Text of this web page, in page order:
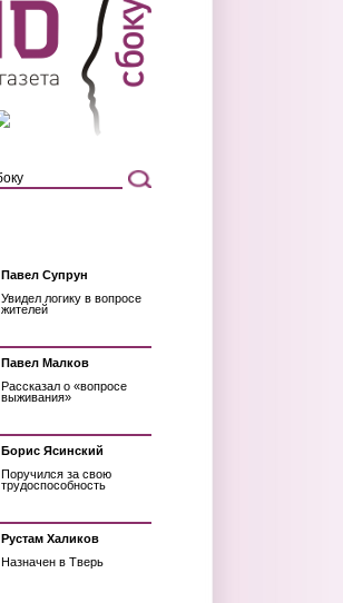
Павел Супрун
Увидел логику в вопросе
жителей
Павел Малков
Рассказал о «вопросе
выживания»
Борис Ясинский
Поручился за свою
трудоспособность
Рустам Халиков
Назначен в Тверь